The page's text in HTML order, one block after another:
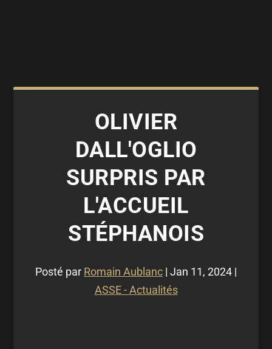
OLIVIER
DALL'OGLIO
SURPRIS PAR
L'ACCUEIL
STÉPHANOIS
Posté par Romain Aublanc | Jan 11, 2024 |
ASSE - Actualités